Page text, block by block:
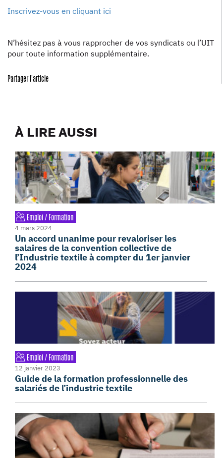
Inscrivez-vous en cliquant ici
N’hésitez pas à vous rapprocher de vos syndicats ou l’UIT
pour toute information supplémentaire.
Partager l'article
À LIRE AUSSI
Emploi / Formation
4 mars 2024
Un accord unanime pour revaloriser les
salaires de la convention collective de
l’Industrie textile à compter du 1er janvier
2024
Emploi / Formation
12 janvier 2023
Guide de la formation professionnelle des
salariés de l’industrie textile